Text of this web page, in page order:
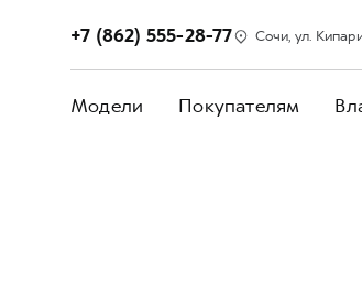
+7 (862) 555-28-77 Сочи, ул.
Модели Покупателям